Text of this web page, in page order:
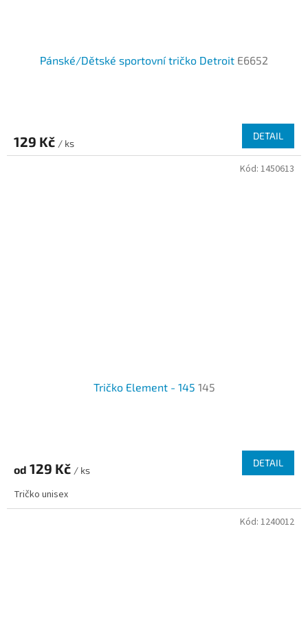
Pánské/Dětské sportovní tričko Detroit E6652
129 Kč / ks
DETAIL
Tričko Element - 145 145
je
z
5
od 129 Kč / ks
DETAIL
Tričko unisex
Kód: 1450613
Kód: 1240012